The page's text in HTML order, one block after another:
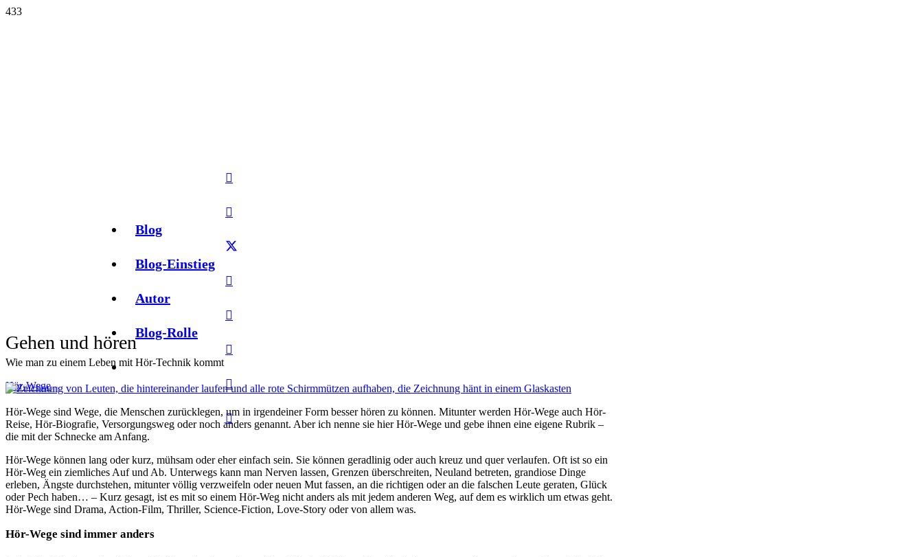
Blog
Blog-Einstieg
Autor
Blog-Rolle
Gehen und hören
Wie man zu einem Leben mit Hör-Technik kommt
vor 8 Jahren
Hör-Wege
Hör-Wege sind Wege, die Menschen zurücklegen, um in irgendeiner Form besser hören zu können. Mitunter werden Hör-Wege auch Hör-
Reise, Hör-Biografie, Versorgungsweg oder noch anders genannt. Aber ich nenne sie hier Hör-Wege und gebe ihnen eine eigene Rubrik –
die mit der Schnecke am Anfang.
Hör-Wege können lang oder kurz, mühsam oder eher einfach sein. Sie können geradlinig oder auch kreuz und quer verlaufen. Oft ist so ein
Hör-Weg ein ziemliches Auf und Ab. Unterwegs kann man Nerven lassen, Grenzen überschreiten, Neuland betreten, grandiose Dinge
erleben, Ängste durchstehen, mitunter völlig verzweifeln oder neuen Mut fassen, an die richtigen oder an die falschen Leute geraten, Glück
oder Pech haben… – Kurz gesagt, ist es mit so einem Hör-Weg nicht anders als mit jedem anderen Weg, auf dem es wirklich um etwas geht.
Hör-Wege sind Drama, Action-Film, Thriller, Science-Fiction, Love-Story oder von allem was.
Hör-Wege sind immer anders